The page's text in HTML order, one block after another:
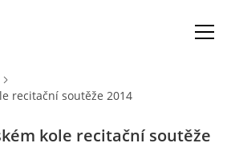
recitační soutěže 2014
kole recitační soutěže